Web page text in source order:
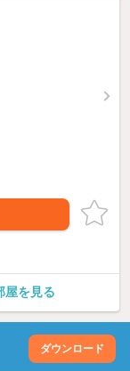
屋を見る
ダウンロード